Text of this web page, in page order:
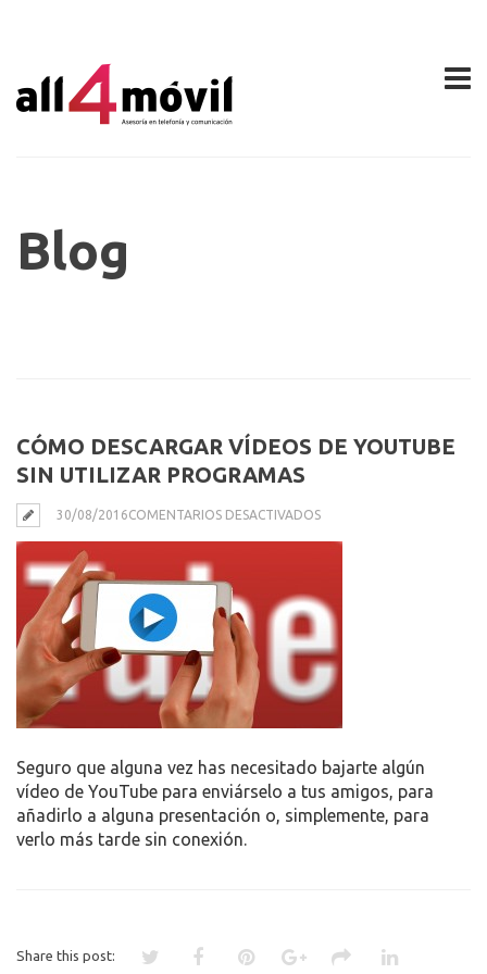
Blog
CÓMO DESCARGAR VÍDEOS DE YOUTUBE
SIN UTILIZAR PROGRAMAS
30/08/2016COMENTARIOS DESACTIVADOSEN
DE
SIN
UTILIZAR
Seguro que alguna vez has necesitado bajarte algún
vídeo de YouTube para enviárselo a tus amigos, para
añadirlo a alguna presentación o, simplemente, para
verlo más tarde sin conexión.
Share this post: